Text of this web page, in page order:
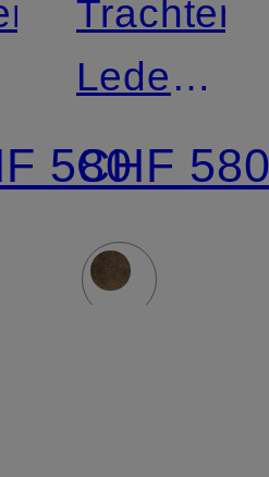
580
Trachten-
CHF